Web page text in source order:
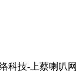
科技-上蔡喇叭网